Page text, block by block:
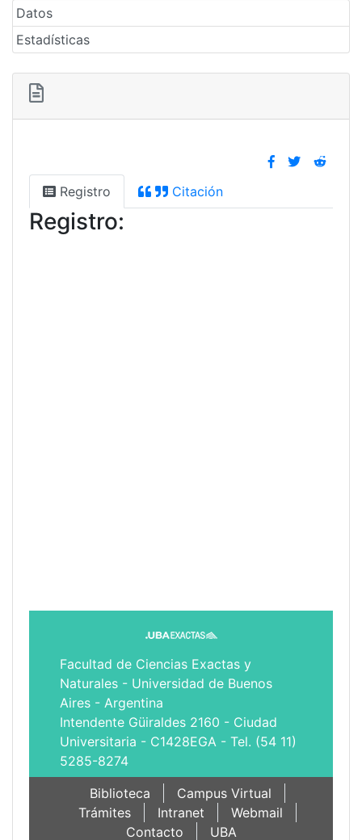
Datos
Estadísticas
Registro Citación
Registro:
Facultad de Ciencias Exactas y
Naturales - Universidad de Buenos
Aires - Argentina
Intendente Güiraldes 2160 - Ciudad
Universitaria - C1428EGA - Tel. (54 11)
5285-8274
Biblioteca
Campus Virtual
Trámites
Intranet
Webmail
Contacto
UBA